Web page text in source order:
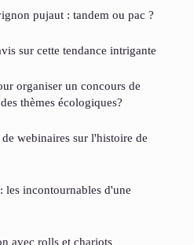
pujaut : tandem ou pac ?
sur cette tendance intrigante
organiser un concours de
thèmes écologiques?
webinaires sur l'histoire de
les incontournables d'une
avec rolls et chariots